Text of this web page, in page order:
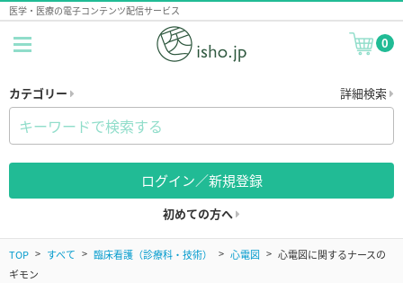
医学・医療の電子コンテンツ配信サービス
0
カテゴリー 詳細検索
ログイン／新規登録
初めての方へ
TOP すべて 臨床看護（診療科・技術） 心電図
心電図に関するナースの
ギモン